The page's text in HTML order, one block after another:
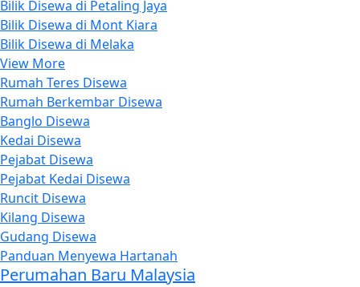
Bilik Disewa di Petaling Jaya
Bilik Disewa di Mont Kiara
Bilik Disewa di Melaka
View More
Rumah Teres Disewa
Rumah Berkembar Disewa
Banglo Disewa
Kedai Disewa
Pejabat Disewa
Pejabat Kedai Disewa
Runcit Disewa
Kilang Disewa
Gudang Disewa
Panduan Menyewa Hartanah
Perumahan Baru Malaysia